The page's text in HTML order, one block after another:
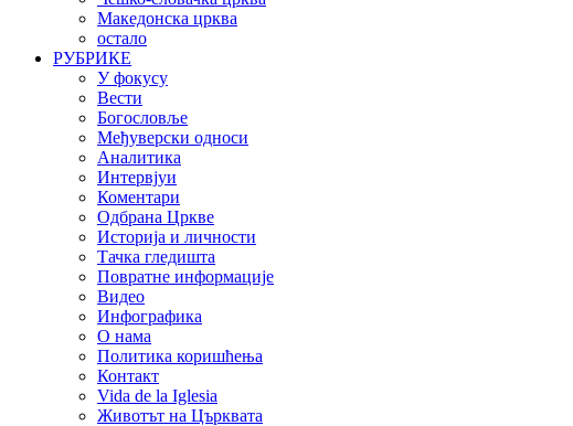
Македонска црква
остало
РУБРИКЕ
У фокусу
Вести
Богословље
Међуверски односи
Аналитика
Интервјуи
Коментари
Одбрана Цркве
Историја и личности
Тачка гледишта
Повратне информације
Видео
Инфографика
О нама
Политика коришћења
Контакт
Vida de la Iglesia
Животът на Църквата